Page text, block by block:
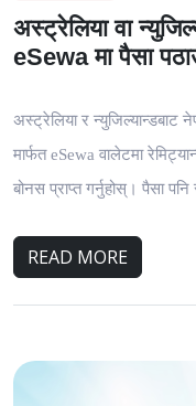
अस्ट्रेलिया वा
eSewa मा पैसा
अस्ट्रेलिया र
मार्फत eSewa वालेटमा
बोनस प्राप्त गर्नुहोस्। पैसा
READ MORE